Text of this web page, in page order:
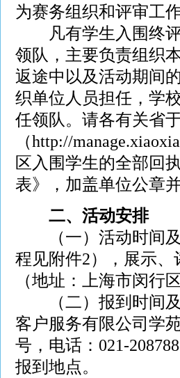
为赛务组织和评审工
凡有学生入围终评
领队，主要负责组织
返途中以及活动期间
织单位人员担任，学
任领队。请各有关省
（http://
区入围学生的全部回
表》，加盖单位公章
二、活动安排
（一）活动时间及
程见附件2），展示
（地址：上海市闵行
（二）报到时间及
客户服务有限公司学
号，电话：021-
报到地点。